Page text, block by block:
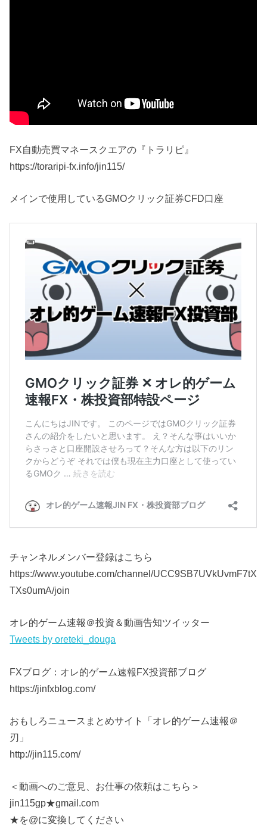
FX自動売買マネースクエアの『トラリピ』
https://toraripi-fx.info/jin115/
メインで使用しているGMOクリック証券CFD口座
チャンネルメンバー登録はこちら
https://www.youtube.com/channel/UCC9SB7UVkUvmF7tX
TXs0umA/join
オレ的ゲーム速報＠投資＆動画告知ツイッター
Tweets by oreteki_douga
FXブログ：オレ的ゲーム速報FX投資部ブログ
https://jinfxblog.com/
おもしろニュースまとめサイト「オレ的ゲーム速報＠
刃」
http://jin115.com/
＜動画へのご意見、お仕事の依頼はこちら＞
jin115gp★gmail.com
★を@に変換してください